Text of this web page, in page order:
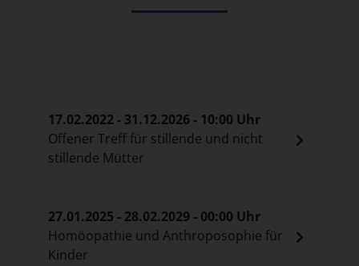
17.02.2022 - 31.12.2026 - 10:00 Uhr
Offener Treff für stillende und nicht
stillende Mütter
27.01.2025 - 28.02.2029 - 00:00 Uhr
Homöopathie und Anthroposophie für
Kinder